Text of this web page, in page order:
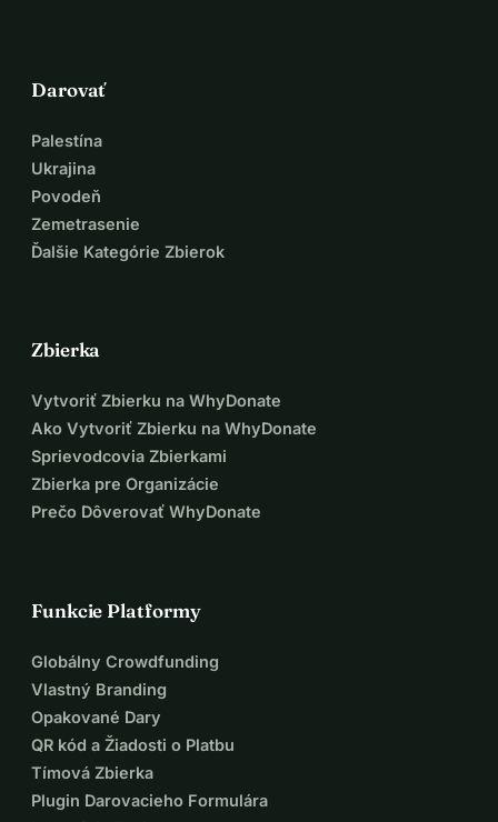
Darovať
Palestína
Ukrajina
Povodeň
Zemetrasenie
Ďalšie Kategórie Zbierok
Zbierka
Vytvoriť Zbierku na WhyDonate
Ako Vytvoriť Zbierku na WhyDonate
Sprievodcovia Zbierkami
Zbierka pre Organizácie
Prečo Dôverovať WhyDonate
Funkcie Platformy
Globálny Crowdfunding
Vlastný Branding
Opakované Dary
QR kód a Žiadosti o Platbu
Tímová Zbierka
Plugin Darovacieho Formulára